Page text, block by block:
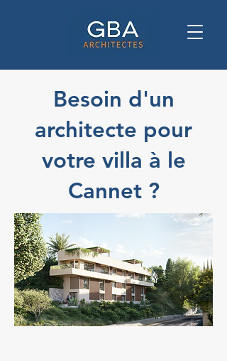
Besoin d'un
architecte pour
votre villa à le
Cannet ?